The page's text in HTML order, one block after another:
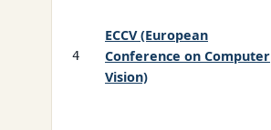
4
ECCV (European
Conference on Computer
Vision)